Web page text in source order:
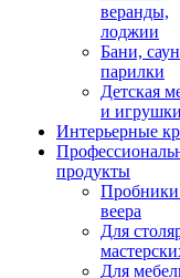
веранды,
лоджии
Бани,
парилки
Детская
и игрушки
Интерьерные
продукты
веера
Для
Для